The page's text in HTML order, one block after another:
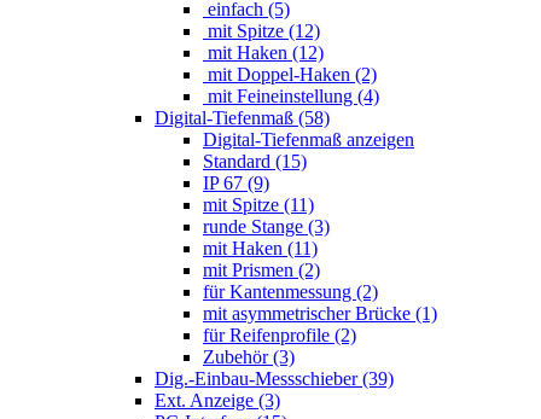
einfach (5)
mit Spitze (12)
mit Haken (12)
mit Doppel-Haken (2)
mit Feineinstellung (4)
Digital-Tiefenmaß (58)
Digital-Tiefenmaß anzeigen
Standard (15)
IP 67 (9)
mit Spitze (11)
runde Stange (3)
mit Haken (11)
mit Prismen (2)
für Kantenmessung (2)
mit asymmetrischer Brücke (1)
für Reifenprofile (2)
Zubehör (3)
Dig.-Einbau-Messschieber (39)
Ext. Anzeige (3)